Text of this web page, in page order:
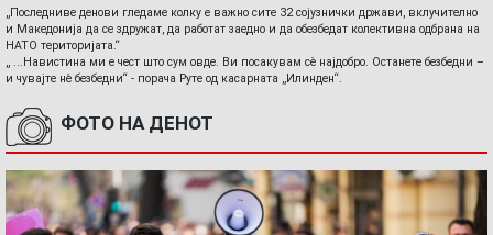
„Последниве денови гледаме колку е важно сите 32 сојузнички држави, вклучително
и Македонија да се здружат, да работат заедно и да обезбедат колективна одбрана на
НАТО територијата.“
„ ...Навистина ми е чест што сум овде. Ви посакувам сè најдобро. Останете безбедни –
и чувајте нè безбедни“ - порача Руте од касарната „Илинден“.
ФОТО НА ДЕНОТ